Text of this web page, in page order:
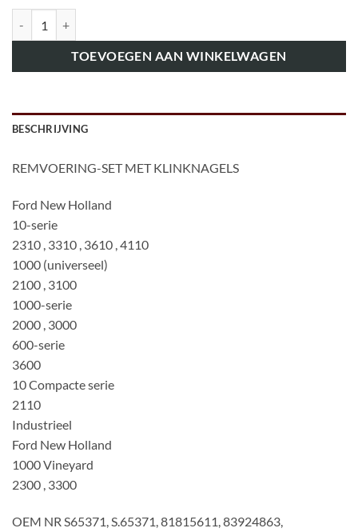
TOEVOEGEN AAN WINKELWAGEN
BESCHRIJVING
REMVOERING-SET MET KLINKNAGELS
Ford New Holland
10-serie
2310 , 3310 , 3610 , 4110
1000 (universeel)
2100 , 3100
1000-serie
2000 , 3000
600-serie
3600
10 Compacte serie
2110
Industrieel
Ford New Holland
1000 Vineyard
2300 , 3300
OEM NR S65371, S.65371, 81815611, 83924863,